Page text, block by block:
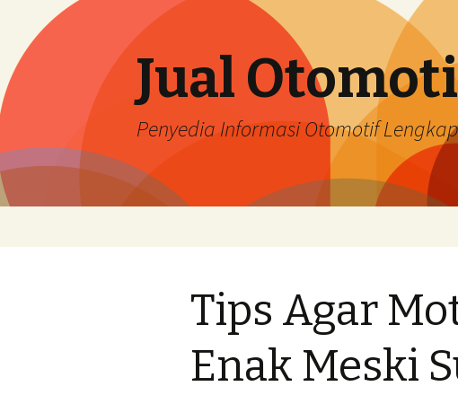
Jual
Penyedia Informasi Otomotif
Tips Agar
Enak Meski